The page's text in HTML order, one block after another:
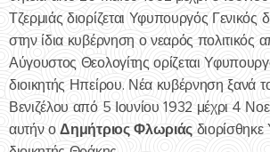
Τζερμιάς διορίζεται Υφυπουργός Γενικός
στην ίδια κυβέρνηση ο νεαρός πολιτικός
Αύγουστος Θεολογίτης ορίζεται
διοικητής Ηπείρου. Νέα κυβέρνηση ξανά
Βενιζέλου από 5 Ιουνίου 1932 μέχρι 4
αυτήν οΔημήτριος Φλωριάς